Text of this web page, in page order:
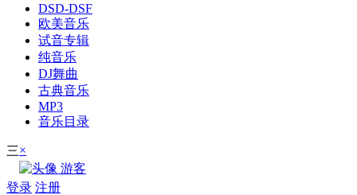
DSD-DSF
欧美音乐
试音专辑
纯音乐
DJ舞曲
古典音乐
MP3
音乐目录
三×
游客
登录 注册